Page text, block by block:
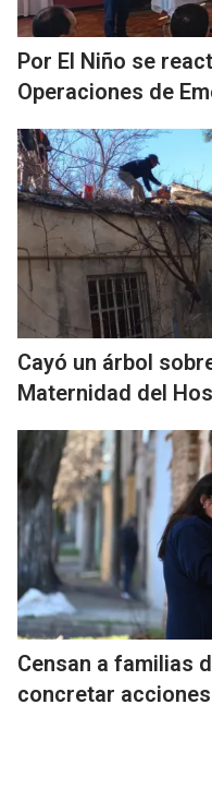
Por El Niño se
Operaciones de
Cayó un árbol
Maternidad del
Censan a familias
concretar